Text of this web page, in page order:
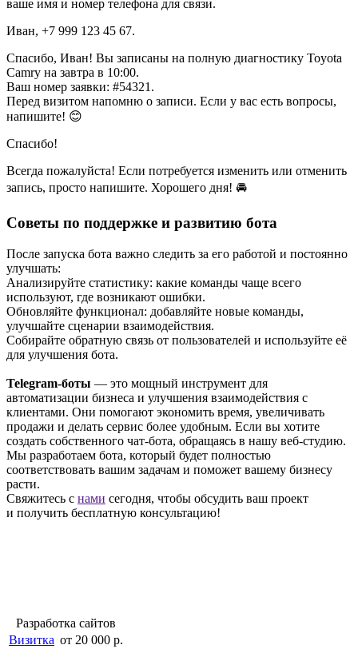
ваше имя и номер телефона для связи.
Иван, +7 999 123 45 67.
Спасибо, Иван! Вы записаны на полную диагностику Toyota
Camry на завтра в 10:00.
Ваш номер заявки: #54321.
Перед визитом напомню о записи. Если у вас есть вопросы,
напишите! 😊
Спасибо!
Всегда пожалуйста! Если потребуется изменить или отменить
запись, просто напишите. Хорошего дня! 🚘
Советы по поддержке и развитию бота
После запуска бота важно следить за его работой и постоянно
улучшать:
Анализируйте статистику: какие команды чаще всего
используют, где возникают ошибки.
Обновляйте функционал: добавляйте новые команды,
улучшайте сценарии взаимодействия.
Собирайте обратную связь от пользователей и используйте её
для улучшения бота.
Telegram-боты — это мощный инструмент для
автоматизации бизнеса и улучшения взаимодействия с
клиентами. Они помогают экономить время, увеличивать
продажи и делать сервис более удобным. Если вы хотите
создать собственного чат-бота, обращаясь в нашу веб-студию.
Мы разработаем бота, который будет полностью
соответствовать вашим задачам и поможет вашему бизнесу
расти.
Свяжитесь с нами сегодня, чтобы обсудить ваш проект
и получить бесплатную консультацию!
Разработка сайтов
Визитка от 20 000 р.